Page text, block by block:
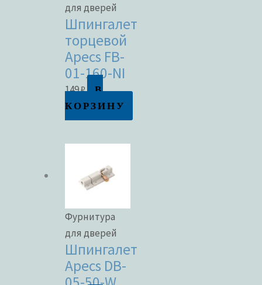
для дверей
Шпингалет
торцевой
Apecs FB-
01-160-NI
149₽
В
КОРЗИНУ
Фурнитура
для дверей
Шпингалет
Apecs DB-